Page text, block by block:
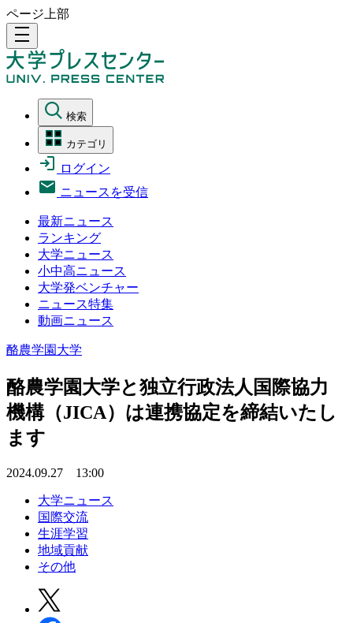
ページ上部
density_medium
検索
カテゴリ
ログイン
ニュースを受信
最新ニュース
ランキング
大学ニュース
小中高ニュース
大学発ベンチャー
ニュース特集
動画ニュース
酪農学園大学
酪農学園大学と独立行政法人国際協力
機構（JICA）は連携協定を締結いたし
ます
2024.09.27 13:00
大学ニュース
国際交流
生涯学習
地域貢献
その他